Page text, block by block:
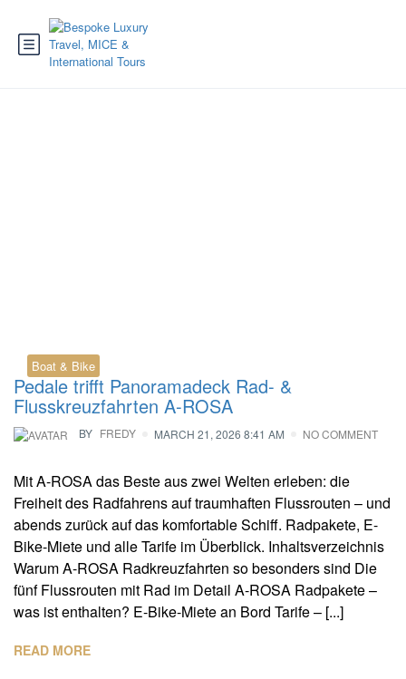
Boat & Bike
Pedale trifft Panoramadeck Rad- &
Flusskreuzfahrten A-ROSA
BY FREDY MARCH 21, 2026 8:41 AM NO COMMENT
Mit A-ROSA das Beste aus zwei Welten erleben: die
Freiheit des Radfahrens auf traumhaften Flussrouten – und
abends zurück auf das komfortable Schiff. Radpakete, E-
Bike-Miete und alle Tarife im Überblick. Inhaltsverzeichnis
Warum A-ROSA Radkreuzfahrten so besonders sind Die
fünf Flussrouten mit Rad im Detail A-ROSA Radpakete –
was ist enthalten? E-Bike-Miete an Bord Tarife – [...]
READ MORE